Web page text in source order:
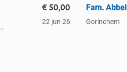
€ 50,00
22 jun 26
Fam. Abbel
Gorinchem